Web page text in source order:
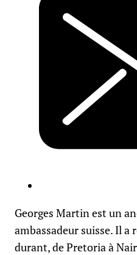
Georges Martin est un
ambassadeur suisse. Il a
durant, de Pretoria à